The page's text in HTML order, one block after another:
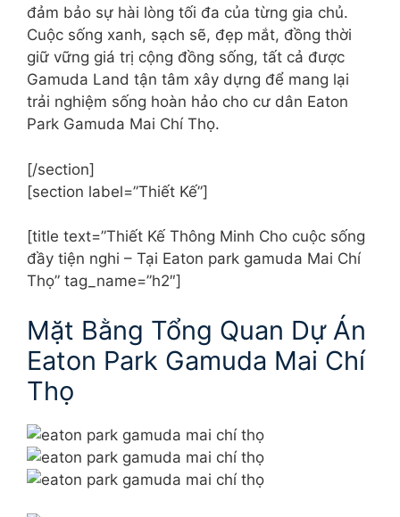
đảm bảo sự hài lòng tối đa của từng gia chủ.
Cuộc sống xanh, sạch sẽ, đẹp mắt, đồng thời
giữ vững giá trị cộng đồng sống, tất cả được
Gamuda Land tận tâm xây dựng để mang lại
trải nghiệm sống hoàn hảo cho cư dân Eaton
Park Gamuda Mai Chí Thọ.
[/section]
[section label=”Thiết Kế”]
[title text=”Thiết Kế Thông Minh Cho cuộc sống
đầy tiện nghi – Tại Eaton park gamuda Mai Chí
Thọ” tag_name=”h2″]
Mặt Bằng Tổng Quan Dự Án
Eaton Park Gamuda Mai Chí
Thọ